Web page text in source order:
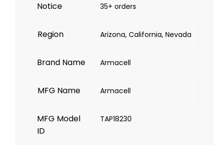
Notice
35+ orders
Region Arizona, California, Nevada
Brand Name Armacell
MFG Name Armacell
MFG Model
ID
TAP18230